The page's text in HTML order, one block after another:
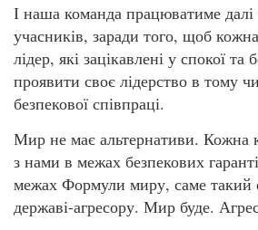
І наша команда працюватиме
учасників, заради того, щоб
лідер, які зацікавлені у спокої та
проявити своє лідерство в тому
безпекової співпраці.
Мир не має альтернативи. Кожна
з нами в межах безпекових
межах Формули миру, саме такий
державі-агресору. Мир буде.